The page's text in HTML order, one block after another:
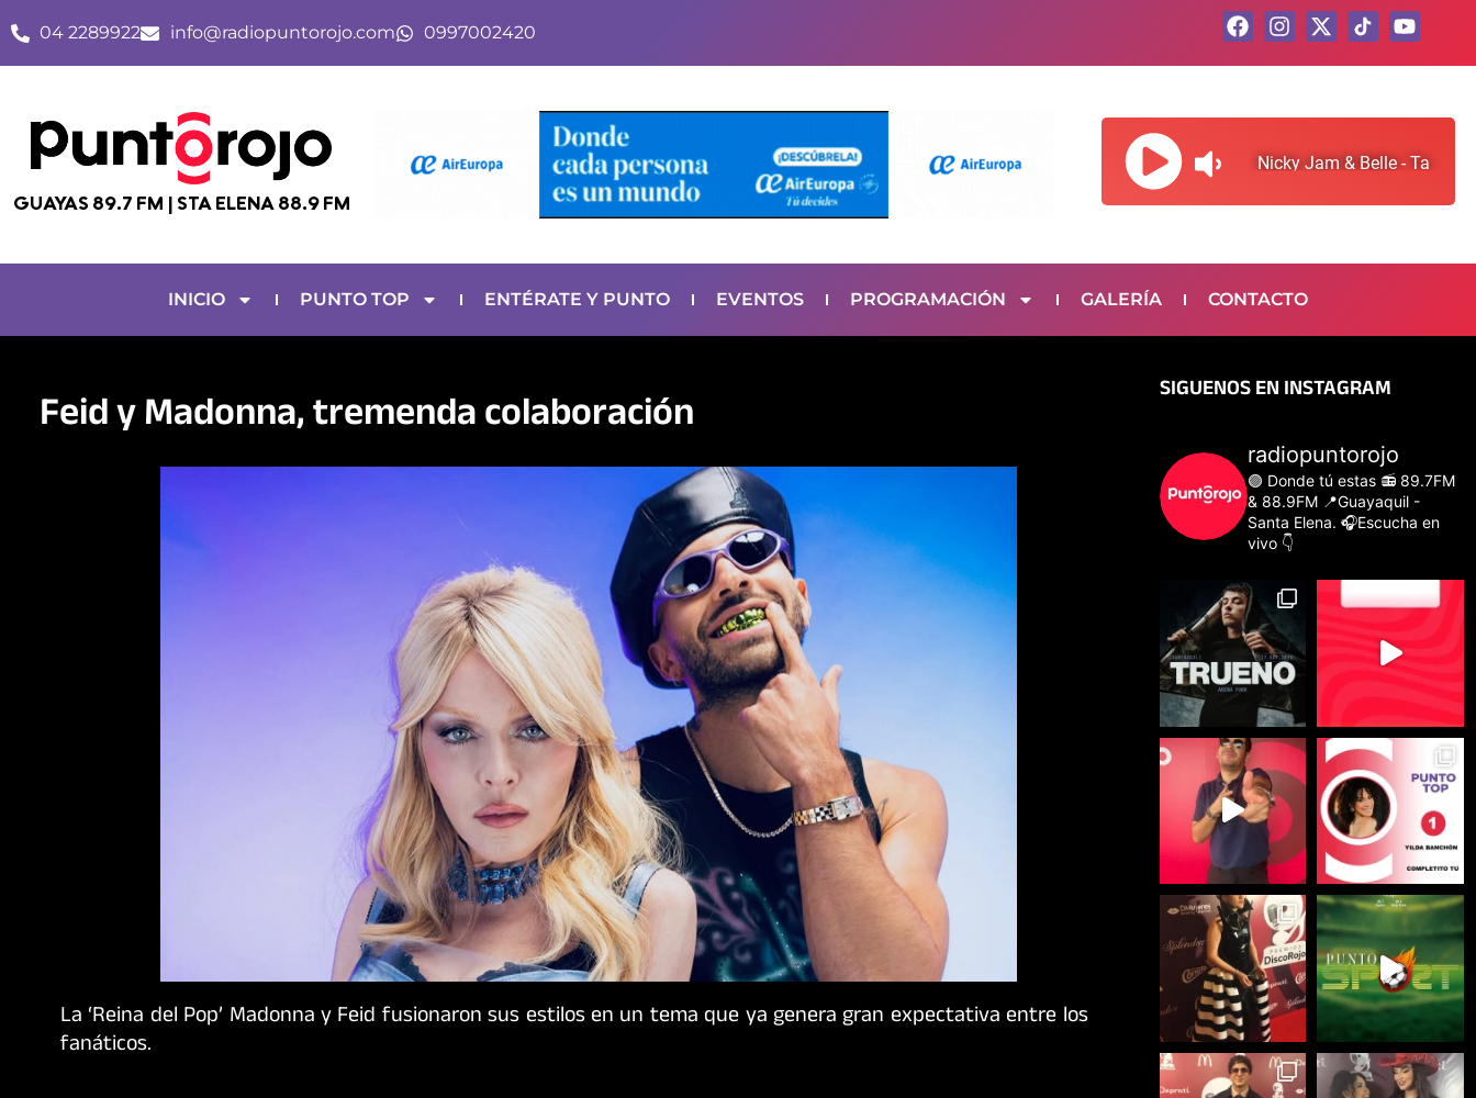
contenido
04 2289922 info@radiopuntorojo.com 0997002420
F
a
c
I
n
s
r
a
X
-
t
t
e
Y
o
u
e
GUAYAS 89.7 FM | STA ELENA 88.9 FM
INICIO PUNTO TOP ENTÉRATE Y PUNTO EVENTOS PROGRAMACIÓN GALERÍA CONTACTO
Feid y Madonna, tremenda colaboración
La ‘Reina del Pop’ Madonna y Feid fusionaron sus estilos en un tema que ya genera gran expectativa entre los
fanáticos.
SIGUENOS EN INSTAGRAM
radiopuntorojo
🟣 Donde tú estas 📻 89.7FM
& 88.9FM📍Guayaquil -
Santa Elena. 🎧Escucha en
vivo 👇